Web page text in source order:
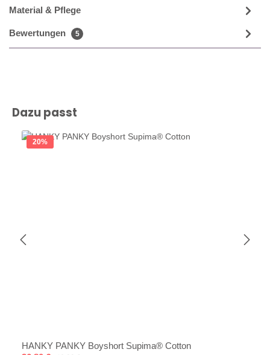
Material & Pflege
Bewertungen 5
Produktgalerie überspringen
Dazu passt
20%
HANKY PANKY Boyshort Supima® Cotton